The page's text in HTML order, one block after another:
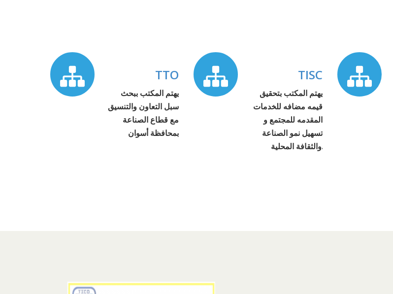
TTO
يهتم المكتب ببحث
سبل التعاون والتنسيق
مع قطاع الصناعة
بمحافظة أسوان
TISC
يهتم المكتب بتحقيق
قيمه مضافه للخدمات
المقدمه للمجتمع و
تسهيل نمو الصناعة
والثقافة المحلية.